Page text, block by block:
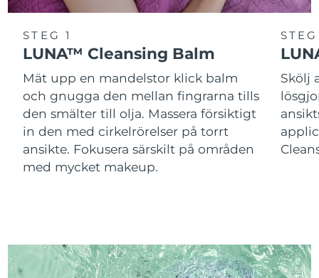
STEG 1
LUNA™ Cleansing Balm
Mät upp en mandelstor klick balm
och gnugga den mellan fingrarna tills
den smälter till olja. Massera försiktigt
in den med cirkelrörelser på torrt
ansikte. Fokusera särskilt på områden
med mycket makeup.
Skölj